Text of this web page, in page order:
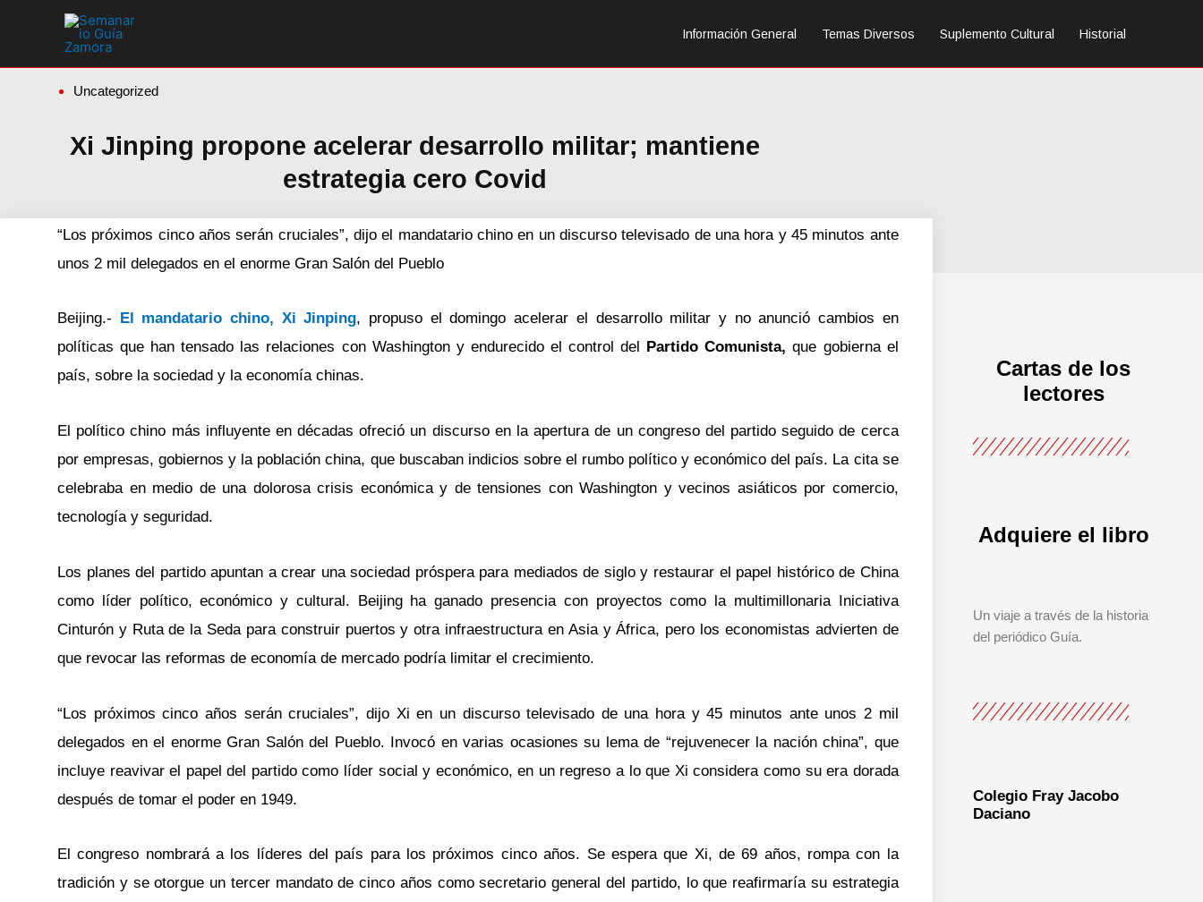
Información General Temas Diversos Suplemento Cultural Historial
Uncategorized
Xi Jinping propone acelerar desarrollo militar; mantiene
estrategia cero Covid
“Los próximos cinco años serán cruciales”, dijo el mandatario chino en un discurso televisado de una hora y 45 minutos ante
unos 2 mil delegados en el enorme Gran Salón del Pueblo
Beijing.- El mandatario chino, Xi Jinping, propuso el domingo acelerar el desarrollo militar y no anunció cambios en
políticas que han tensado las relaciones con Washington y endurecido el control del
Partido Comunista, que gobierna el
país, sobre la sociedad y la economía chinas.
El político chino más influyente en décadas ofreció un discurso en la apertura de un congreso del partido seguido de cerca
por empresas, gobiernos y la población china, que buscaban indicios sobre el rumbo político y económico del país. La cita se
celebraba en medio de una dolorosa crisis económica y de tensiones con Washington y vecinos asiáticos por comercio,
tecnología y seguridad.
Los planes del partido apuntan a crear una sociedad próspera para mediados de siglo y restaurar el papel histórico de China
como líder político, económico y cultural. Beijing ha ganado presencia con proyectos como la multimillonaria Iniciativa
Cinturón y Ruta de la Seda para construir puertos y otra infraestructura en Asia y África, pero los economistas advierten de
que revocar las reformas de economía de mercado podría limitar el crecimiento.
“Los próximos cinco años serán cruciales”, dijo Xi en un discurso televisado de una hora y 45 minutos ante unos 2 mil
delegados en el enorme Gran Salón del Pueblo. Invocó en varias ocasiones su lema de “rejuvenecer la nación china”, que
incluye reavivar el papel del partido como líder social y económico, en un regreso a lo que Xi considera como su era dorada
después de tomar el poder en 1949.
El congreso nombrará a los líderes del país para los próximos cinco años. Se espera que Xi, de 69 años, rompa con la
tradición y se otorgue un tercer mandato de cinco años como secretario general del partido, lo que reafirmaría su estrategia
Cartas de los
lectores
Adquiere el libro
Un viaje a través de la historia
del periódico Guía.
Colegio Fray Jacobo
Daciano